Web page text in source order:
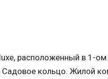
расположенный в 1-ом
кольцо. Жилой